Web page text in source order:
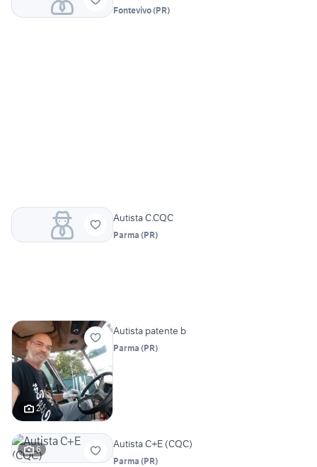
Fontevivo(PR)
Autista C.CQC
Parma (PR)
2
Autista patente b
Parma (PR)
6 Autista C+E (CQC)
Parma (PR)